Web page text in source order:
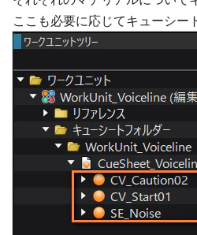
ここも必要に応じてキューシー